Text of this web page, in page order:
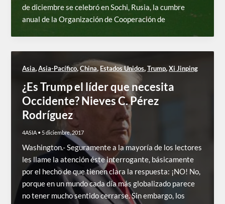
de diciembre se celebró en Sochi, Rusia, la cumbre
anual de la Organización de Cooperación de
Asia,Asia-Pacífico,China,Estados Unidos,Trump,Xi Jinping
¿Es Trump el líder que necesita
Occidente? Nieves C. Pérez
Rodríguez
4ASIA • 5 diciembre, 2017
Washington.- Seguramente a la mayoría de los lectores
les llame la atención éste interrogante, básicamente
por el hecho de que tienen clara la respuesta: ¡NO! No,
porque en un mundo cada día más globalizado parece
no tener mucho sentido cerrarse. Sin embargo, los